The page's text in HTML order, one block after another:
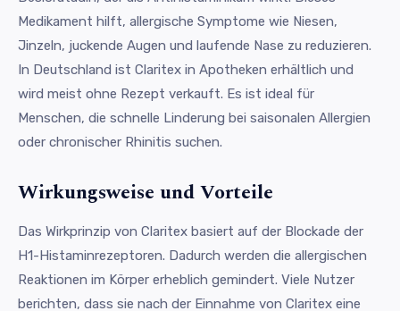
Medikament hilft, allergische Symptome wie Niesen,
Jinzeln, juckende Augen und laufende Nase zu reduzieren.
In Deutschland ist Claritex in Apotheken erhältlich und
wird meist ohne Rezept verkauft. Es ist ideal für
Menschen, die schnelle Linderung bei saisonalen Allergien
oder chronischer Rhinitis suchen.
Wirkungsweise und Vorteile
Das Wirkprinzip von Claritex basiert auf der Blockade der
H1-Histaminrezeptoren. Dadurch werden die allergischen
Reaktionen im Körper erheblich gemindert. Viele Nutzer
berichten, dass sie nach der Einnahme von Claritex eine